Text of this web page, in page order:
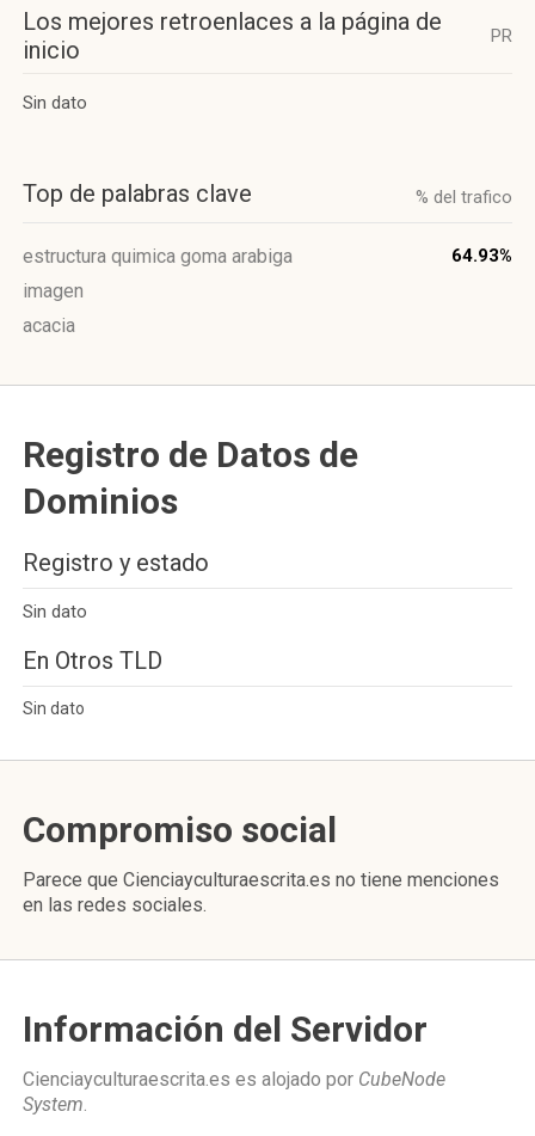
Los mejores retroenlaces a la página de
inicio
PR
Sin dato
Top de palabras clave % del trafico
estructura quimica goma arabiga 64.93%
imagen
acacia
Registro de Datos de
Dominios
Registro y estado
Sin dato
En Otros TLD
Sin dato
Compromiso social
Parece que Cienciayculturaescrita.es no tiene menciones
en las redes sociales.
Información del Servidor
Cienciayculturaescrita.es es alojado por CubeNode
System.